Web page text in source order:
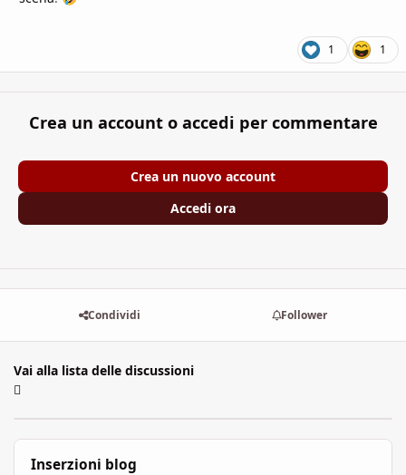
1 1
Crea un account o accedi per commentare
Crea un nuovo account
Accedi ora
Condividi Follower
Vai alla lista delle discussioni
Inserzioni blog